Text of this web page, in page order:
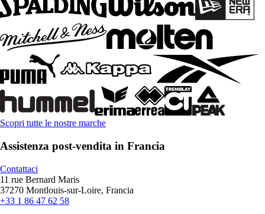
Scopri tutte le nostre marche
Assistenza post-vendita in Francia
Contattaci
11 rue Bernard Maris
37270 Montlouis-sur-Loire, Francia
+33 1 86 47 62 58